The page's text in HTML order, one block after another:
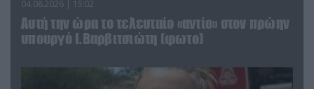
04.08.2026 | 15:02
Αυτή την ώρα το τελευταίο «αντίο» στον πρώην
υπουργό Ι.Βαρβιτσιώτη (φωτο)